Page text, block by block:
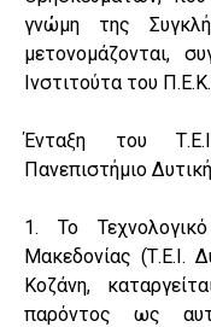
γνώμη της
μετονομάζονται,
Ινστιτούτα του
Ένταξη του
Πανεπιστήμιο
1. Το
Μακεδονίας (Τ.Ε.Ι.
Κοζάνη,
παρόντος ως